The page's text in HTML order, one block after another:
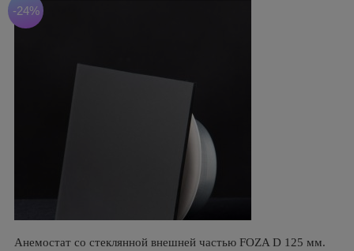
-24%
Анемостат со стеклянной внешней частью FOZA D 125 мм.